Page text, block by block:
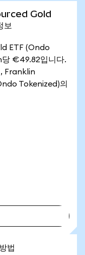
Gold
ETF (Ondo
당 €49.82입니다.
Franklin
Tokenized)의
법